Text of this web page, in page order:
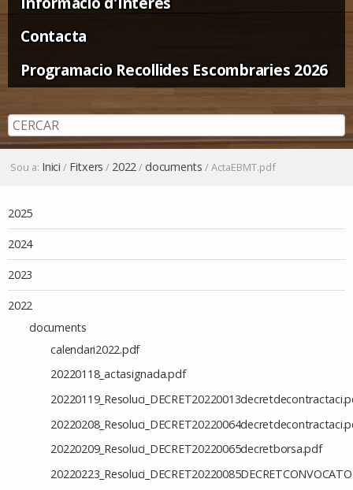
Contacta
Programacio Recollides Escombraries 2026
Sou a: Inici / Fitxers / 2022/ documents /ActaEBMT.pdf
2025
2024
2023
2022
documents
calendari2022.pdf
20220118_actasignada.pdf
20220209_Resoluci_DECRET20220065decretborsa.pdf